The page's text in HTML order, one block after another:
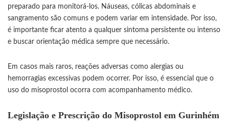
preparado para monitorá-los. Náuseas, cólicas abdominais e
sangramento são comuns e podem variar em intensidade. Por isso,
é importante ficar atento a qualquer sintoma persistente ou intenso
e buscar orientação médica sempre que necessário.
Em casos mais raros, reações adversas como alergias ou
hemorragias excessivas podem ocorrer. Por isso, é essencial que o
uso do misoprostol ocorra com acompanhamento médico.
Legislação e Prescrição do Misoprostol em Gurinhém